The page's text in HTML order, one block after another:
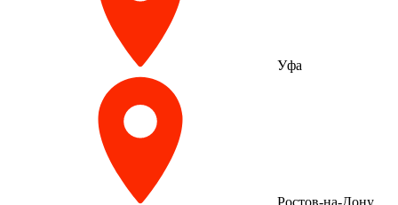
Уфа
Ростов-на-Дону